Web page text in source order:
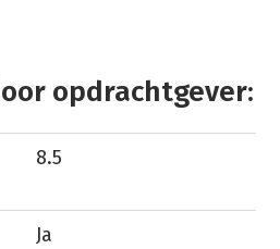
opdrachtgever:
8.5
Ja